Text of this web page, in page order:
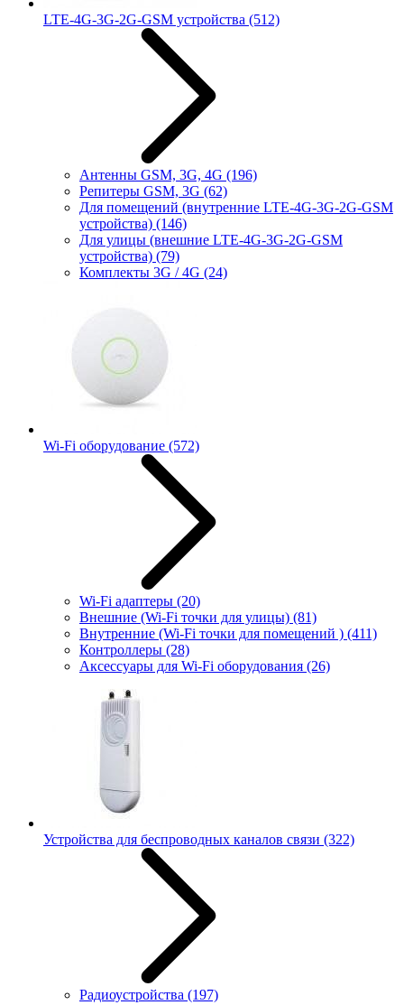
LTE-4G-3G-2G-GSM устройства (512)
Антенны GSM, 3G, 4G (196)
Репитеры GSM, 3G (62)
Для помещений (внутренние LTE-4G-3G-2G-GSM
устройства) (146)
Для улицы (внешние LTE-4G-3G-2G-GSM
устройства) (79)
Комплекты 3G / 4G (24)
Wi-Fi оборудование (572)
Wi-Fi адаптеры (20)
Внешние (Wi-Fi точки для улицы) (81)
Внутренние (Wi-Fi точки для помещений ) (411)
Контроллеры (28)
Аксессуары для Wi-Fi оборудования (26)
Устройства для беспроводных каналов связи (322)
Радиоустройства (197)